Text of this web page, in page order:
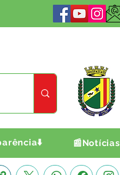
📰Notícias